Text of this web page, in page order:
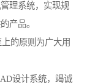
理系统，实现规
产品。
原则为广大用
设计系统，竭诚